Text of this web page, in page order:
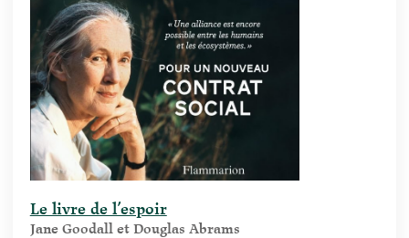
Le livre de l’espoir
Jane Goodall et Douglas Abrams